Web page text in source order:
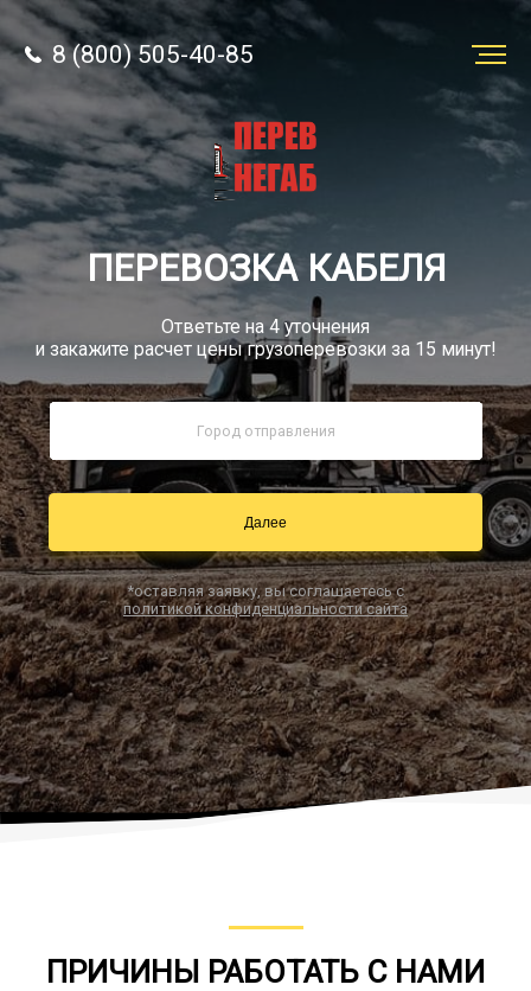
8 (800) 505-40-85
Звонок по РФ бесплатно
sale@simtruck-negabarit.ru
Заказать звонок
Заказать
перевозку
Грузы
8 (800) 505-40-85
ПЕРЕВОЗКА КАБЕЛЯ
Ответьте на 4 уточнения
и закажите расчет цены грузоперевозки за 15 минут!
Далее
*оставляя заявку, вы соглашаетесь с
политикой конфиденциальности сайта
ПРИЧИНЫ РАБОТАТЬ С НАМИ